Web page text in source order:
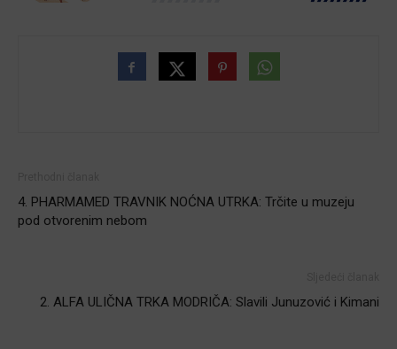
4. PHARMAMED TRAVNIK NOĆNA UTRKA: Trčite u muzeju
pod otvorenim nebom
2. ALFA ULIČNA TRKA MODRIČA: Slavili Junuzović i Kimani